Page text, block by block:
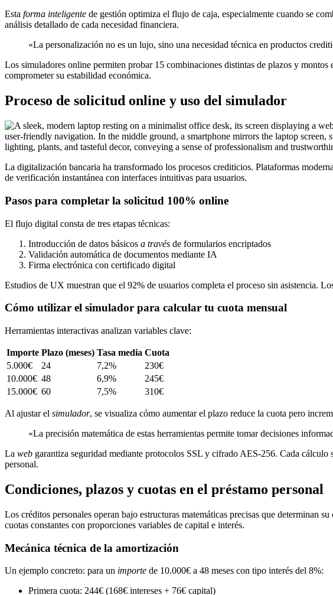
Esta forma inteligente de gestión optimiza el flujo de caja, especialmente cuando se
análisis detallado de cada necesidad financiera.
«La personalización no es un lujo, sino una necesidad técnica en productos
Los simuladores online permiten probar 15 combinaciones distintas de plazos y
comprometer su estabilidad económica.
Proceso de solicitud online y uso del simulador
La digitalización bancaria ha transformado los procesos crediticios. Plataformas
de verificación instantánea con interfaces intuitivas para usuarios.
Pasos para completar la solicitud 100% online
El flujo digital consta de tres etapas técnicas:
Introducción de datos básicos a través de formularios encriptados
Validación automática de documentos mediante IA
Firma electrónica con certificado digital
Estudios de UX muestran que el 92% de usuarios completa el proceso sin asistencia.
Cómo utilizar el simulador para calcular tu cuota mensual
Herramientas interactivas analizan variables clave:
Importe Plazo (meses) Tasa media Cuota
5.000€
24 7,2%
230€
10.000€ 48 6,9%
245€
15.000€ 60 7,5% 310€
Al ajustar el simulador, se visualiza cómo aumentar el plazo reduce la cuota pero
«La precisión matemática de estas herramientas permite tomar decisiones
La web garantiza seguridad mediante protocolos SSL y cifrado AES-256. Cada
personal.
Condiciones, plazos y cuotas en el préstamo personal
Los créditos personales operan bajo estructuras matemáticas precisas que determinan su
cuotas constantes con proporciones variables de capital e interés.
Mecánica técnica de la amortización
Un ejemplo concreto: para un importe de 10.000€ a 48 meses con tipo interés del 8%:
Primera cuota: 244€ (168€ intereses + 76€ capital)